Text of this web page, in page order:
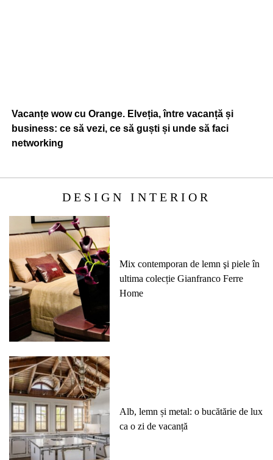
Vacanțe wow cu Orange. Elveția, între vacanță și
business: ce să vezi, ce să guști și unde să faci
networking
DESIGN INTERIOR
Mix contemporan de lemn şi piele în
ultima colecție Gianfranco Ferre
Home
Alb, lemn și metal: o bucătărie de lux
ca o zi de vacanță